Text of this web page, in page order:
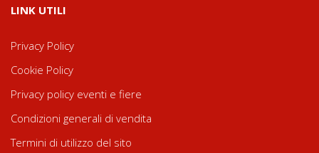
LINK UTILI
Privacy Policy
Cookie Policy
Privacy policy eventi e fiere
Condizioni generali di vendita
Termini di utilizzo del sito